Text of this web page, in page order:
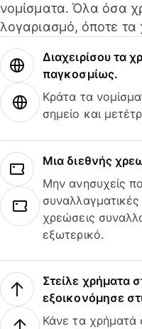
νομίσματα. Όλα όσα
λογαριασμό, όποτε τα
Διαχειρίσου τα
παγκοσμίως.
Κράτα τα
σημείο και
Μια διεθνής
Μην ανησυχείς
συναλλαγματικές
χρεώσεις
εξωτερικό.
Στείλε χρήματα
εξοικονόμησε
Κάνε τα χρήματά